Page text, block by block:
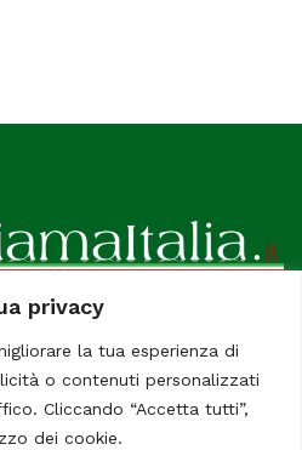
privacy
la tua esperienza di
o contenuti personalizzati
Cliccando “Accetta tutti”,
dei cookie.
online preferito.
gli italiani residenti all'estero.
online indipendente